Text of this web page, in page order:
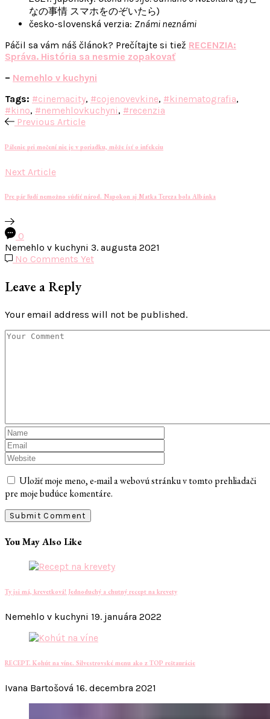
なの事情 スマホをのぞいたら)
česko-slovenská verzia: Známi neznámi
Páčil sa vám náš článok? Prečítajte si tiež RECENZIA:
Správa. História sa nesmie zopakovať
– Nemehlo v kuchyni
Tags: #cinemacity, #cojenovevkine, #kinematografia,
#kino, #nemehlovkuchyni, #recenzia
Previous Article
Pálenie pri močení nie je v poriadku, môže ísť o infekciu
Next Article
Pre pár ľudí nemožno súdiť národ. Napokon aj Matka Tereza bola Albánka
0
Nemehlo v kuchyni 3. augusta 2021
No Comments Yet
Leave a Reply
Your email address will not be published.
Uložiť moje meno, e-mail a webovú stránku v tomto prehliadači
pre moje budúce komentáre.
You May Also Like
Ty jsi má, krevetková! Jednoduchý a chutný recept na krevety
Nemehlo v kuchyni 19. januára 2022
RECEPT. Kohút na víne. Silvestrovské menu ako z TOP reštaurácie
Ivana Bartošová 16. decembra 2021